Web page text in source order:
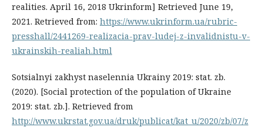
realities. April 16, 2018 Ukrinform] Retrieved June 19,
2021. Retrieved from: https://www.ukrinform.ua/rubric-
presshall/2441269-realizacia-prav-ludej-z-invalidnistu-v-
ukrainskih-realiah.html
Sotsialnyi zakhyst naselennia Ukrainy 2019: stat. zb.
(2020). [Social protection of the population of Ukraine
2019: stat. zb.]. Retrieved from
http://www.ukrstat.gov.ua/druk/publicat/kat_u/2020/zb/07/z